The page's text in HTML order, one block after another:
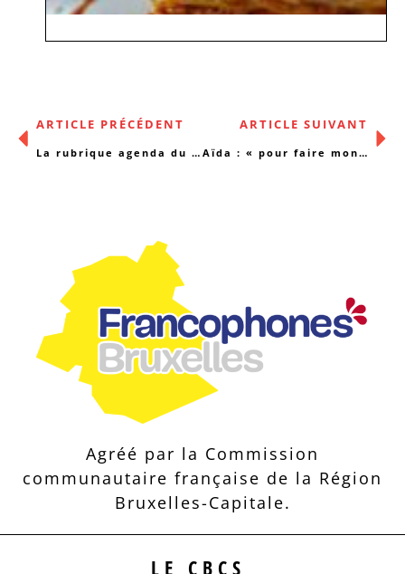
ARTICLE PRÉCÉDENT
La rubrique agenda du 17/11/2018
ARTICLE SUIVANT
Aïda : « pour faire monde là où il n’y a plus d’accueil »
Agréé par la Commission
communautaire française de la Région
Bruxelles-Capitale.
LE CBCS